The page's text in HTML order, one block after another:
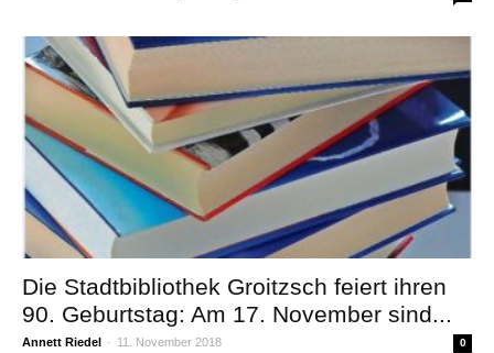
Die Stadtbibliothek Groitzsch feiert ihren
90. Geburtstag: Am 17. November sind...
Annett Riedel - 11. November 2018 0